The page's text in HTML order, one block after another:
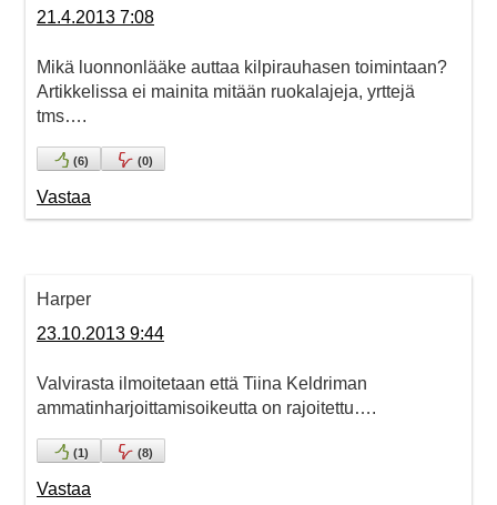
21.4.2013 7:08
Mikä luonnonlääke auttaa kilpirauhasen toimintaan?
Artikkelissa ei mainita mitään ruokalajeja, yrttejä
tms….
(6) (0)
Vastaa
Harper
23.10.2013 9:44
Valvirasta ilmoitetaan että Tiina Keldriman
ammatinharjoittamisoikeutta on rajoitettu….
(1) (8)
Vastaa